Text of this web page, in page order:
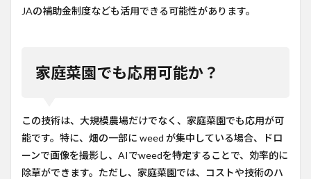
JAの補助金制度なども活用できる可能性があります。
家庭菜園でも応用可能か？
この技術は、大規模農場だけでなく、家庭菜園でも応用が可
能です。特に、畑の一部に weed が集中している場合、ドロ
ーンで画像を撮影し、AIでweedを特定することで、効率的に
除草ができます。ただし、家庭菜園では、コストや技術のハ